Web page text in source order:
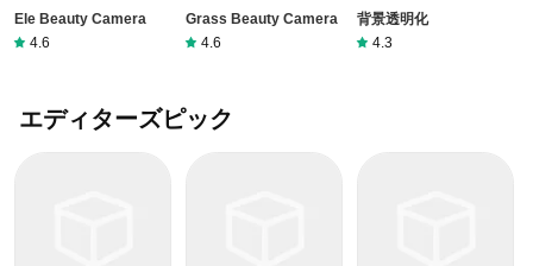
Ele Beauty Camera
4.6
Grass Beauty Camera
4.6
背景透明化
4.3
エディターズピック